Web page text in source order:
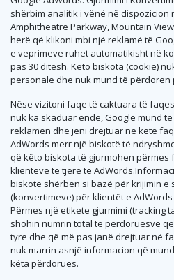
shërbim analitik i vënë në dispozicion
Amphitheatre Parkway, Mountain View,
herë që klikoni mbi një reklamë të
e veprimeve ruhet automatikisht në
pas 30 ditësh. Këto biskota (cookie)
personale dhe nuk mund të përdoren
Nëse vizitoni faqe të caktuara të
nuk ka skaduar ende, Google mund
reklamën dhe jeni drejtuar në këtë
AdWords merr një biskotë të
që këto biskota të gjurmohen përmes
klientëve të tjerë të
biskote shërben si bazë për krijimin e
(konvertimeve) për klientët e
Përmes një etikete gjurmimi (tracking
shohin numrin total të përdoruesve
tyre dhe që më pas janë drejtuar në
nuk marrin asnjë informacion që
këta përdorues.